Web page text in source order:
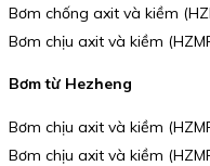
Bơm chống axit và kiềm
Bơm chịu axit và kiềm
Bơm từ Hezheng
Bơm chịu axit và kiềm
Bơm chịu axit và kiềm